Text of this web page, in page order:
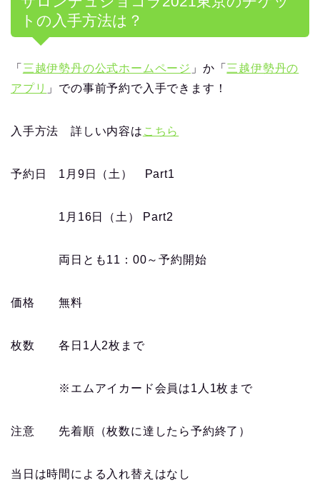
トの入手方法は？
「 三越伊勢丹の公式ホームページ 」か「三越伊勢丹の
アプリ 」での事前予約で入手できます！
入手方法 詳しい内容は こちら
予約日 1月 9 日（土） Part1
1月 16日（土） Part2
両日とも11 ： 00～予約開始
価格 無料
枚数 各日 1人2枚まで
※エムアイカード会員は1人 1枚まで
注意 先着順（枚数に達したら予約終了）
当日は時間による入れ替えはなし